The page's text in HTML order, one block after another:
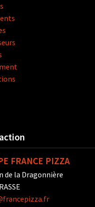
FRANCE PIZZA
de la Dragonnière